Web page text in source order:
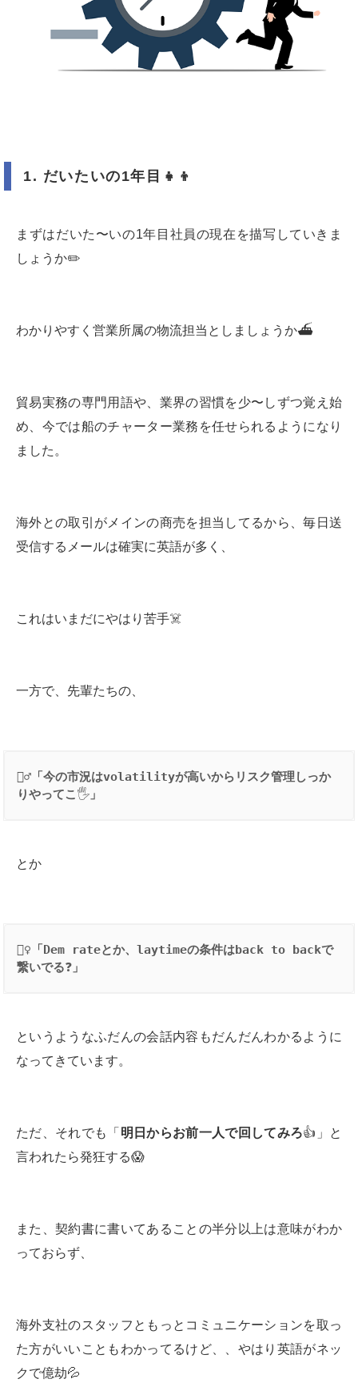
1. だいたいの1年目 👧👦
まずはだいた〜いの1年目社員の現在を描写していきま
しょうか✏️
わかりやすく営業所属の物流担当としましょうか⛴
貿易実務の専門用語や、業界の習慣を少〜しずつ覚え始
め、今では船のチャーター業務を任せられるようになり
ました。
海外との取引がメインの商売を担当してるから、毎日送
受信するメールは確実に英語が多く、
これはいまだにやはり苦手☠️
一方で、先輩たちの、
👱‍♂️ 「今の市況はvolatilityが高いからリスク管理しっか
りやってこ 🖐 」
とか
👱‍♀️ 「Dem rateとか、 laytimeの条件はback to backで
繋いでる❓ 」
というようなふだんの会話内容もだんだんわかるように
なってきています。
ただ、それでも「 明日からお前一人で回してみろ👍」と
言われたら発狂する😱
また、契約書に書いてあることの半分以上は意味がわか
っておらず、
海外支社のスタッフともっとコミュニケーションを取っ
た方がいいこともわかってるけど、、やはり英語がネッ
クで億劫💦